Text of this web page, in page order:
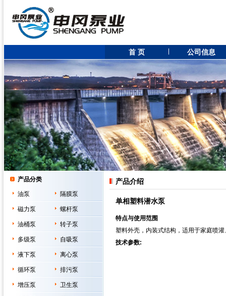
首 页 公司信息
产品分类
油泵 隔膜泵
磁力泵 螺杆泵
油桶泵 转子泵
多级泵 自吸泵
液下泵 离心泵
循环泵 排污泵
增压泵 卫生泵
产品介绍
单相塑料潜水泵
特点与使用范围
塑料外壳，内装式结构，适用于家庭喷
技术参数: